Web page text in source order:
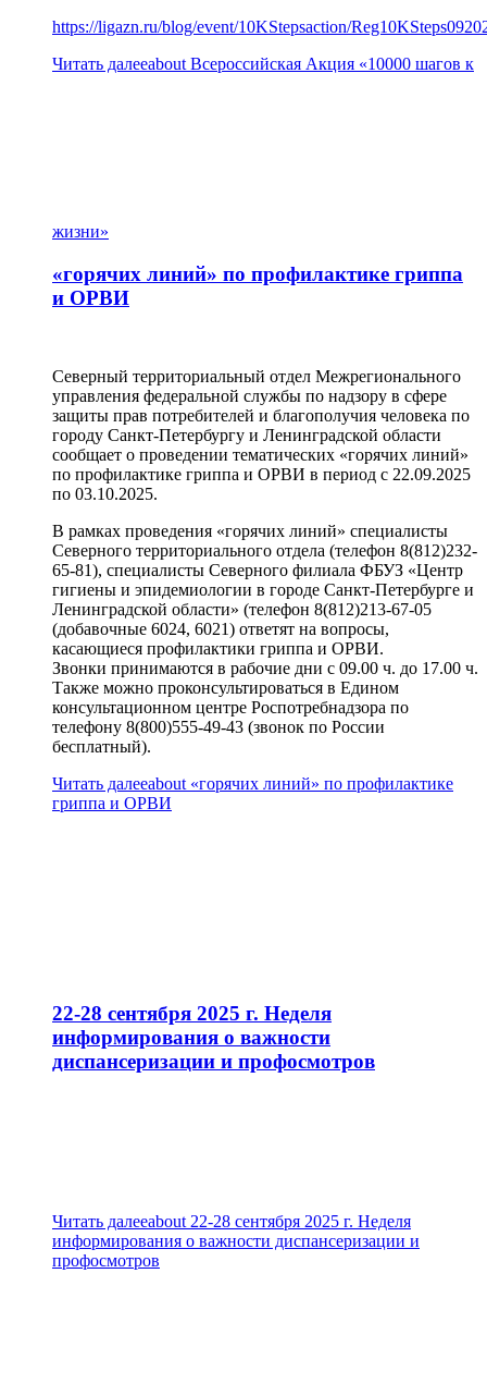
https://ligazn.ru/blog/event/10KStepsaction/
Читать далееabout Всероссийская Акция «10000 шагов к
жизни»
«горячих линий» по профилактике гриппа
и ОРВИ
Северный территориальный отдел Межрегионального
управления федеральной службы по надзору в сфере
защиты прав потребителей и благополучия человека по
городу Санкт-Петербургу и Ленинградской области
сообщает о проведении тематических «горячих линий»
по профилактике гриппа и ОРВИ в период с 22.09.2025
по 03.10.2025.
В рамках проведения «горячих линий» специалисты
Северного территориального отдела (телефон 8(812)232-
65-81), специалисты Северного филиала ФБУЗ «Центр
гигиены и эпидемиологии в городе Санкт-Петербурге и
Ленинградской области» (телефон 8(812)213-67-05
(добавочные 6024, 6021) ответят на вопросы,
касающиеся профилактики гриппа и ОРВИ.
Звонки принимаются в рабочие дни с 09.00 ч. до 17.00 ч.
Также можно проконсультироваться в Едином
консультационном центре Роспотребнадзора по
телефону 8(800)555-49-43 (звонок по России
бесплатный).
Читать далееabout «горячих линий» по профилактике
гриппа и ОРВИ
22-28 сентября 2025 г. Неделя
информирования о важности
диспансеризации и профосмотров
Читать далееabout 22-28 сентября 2025 г. Неделя
информирования о важности диспансеризации и
профосмотров